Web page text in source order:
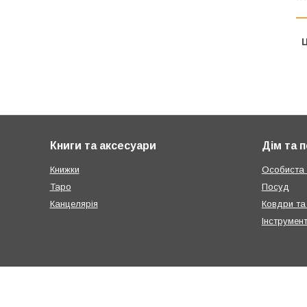
Книги та аксесуари
Книжки
Таро
Канцелярія
Дім та
Особиста
Посуд
Ковдри